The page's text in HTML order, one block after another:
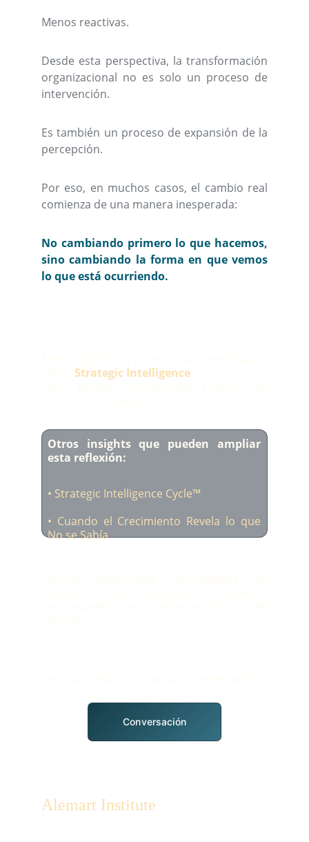
Menos reactivas.
Desde esta perspectiva, la transformación
organizacional no es solo un proceso de
intervención.
Es también un proceso de expansión de la
percepción.
Por eso, en muchos casos, el cambio real
comienza de una manera inesperada:
No cambiando primero lo que hacemos,
sino cambiando la forma en que vemos
lo que está ocurriendo.
Strategic Intelligence
Conversación
Otros insights que pueden ampliar
esta reflexión:
• Strategic Intelligence Cycle™
• Cuando el Crecimiento Revela lo que
No se Sabía
Alemart Institute